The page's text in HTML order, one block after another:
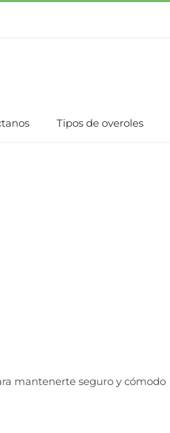
Tipos de overoles
mantenerte seguro y cómodo